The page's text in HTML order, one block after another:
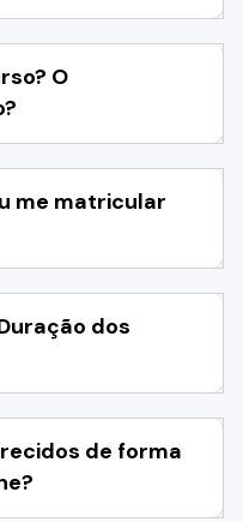
O
me matricular
dos
de forma